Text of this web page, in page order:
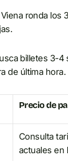
ronda los
billetes 3-
de última hora.
Precio de
Consulta
actuales en